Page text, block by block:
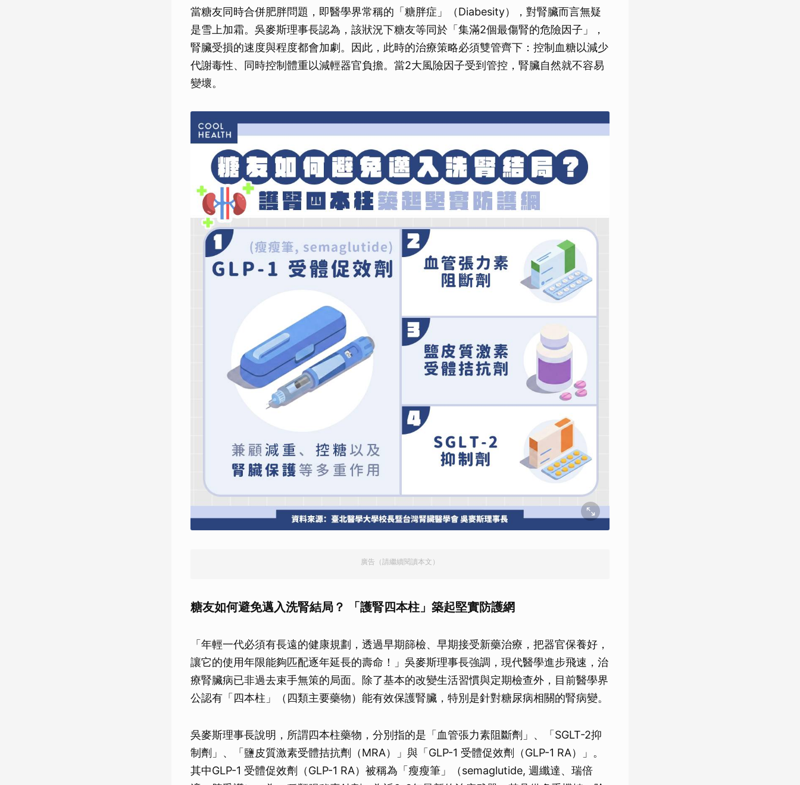
當糖友同時合併肥胖問題，即醫學界常稱的「糖胖症」（Diabesity），對腎臟而言無疑
是雪上加霜。吳麥斯理事長認為，該狀況下糖友等同於「集滿2個最傷腎的危險因子」，
腎臟受損的速度與程度都會加劇。因此，此時的治療策略必須雙管齊下：控制血糖以減少
代謝毒性、同時控制體重以減輕器官負擔。當2大風險因子受到管控，腎臟自然就不容易
變壞。
廣告（請繼續閱讀本文）
糖友如何避免邁入洗腎結局？ 「護腎四本柱」築起堅實防護網
「年輕一代必須有長遠的健康規劃，透過早期篩檢、早期接受新藥治療，把器官保養好，
讓它的使用年限能夠匹配逐年延長的壽命！」吳麥斯理事長強調，現代醫學進步飛速，治
療腎臟病已非過去束手無策的局面。除了基本的改變生活習慣與定期檢查外，目前醫學界
公認有「四本柱」（四類主要藥物）能有效保護腎臟，特別是針對糖尿病相關的腎病變。
吳麥斯理事長說明，所謂四本柱藥物，分別指的是「血管張力素阻斷劑」、「SGLT-2抑
制劑」、「鹽皮質激素受體拮抗劑（MRA）」與「GLP-1 受體促效劑（GLP-1 RA）」。
其中GLP-1 受體促效劑（GLP-1 RA）被稱為「瘦瘦筆」（semaglutide, 週纖達、瑞倍